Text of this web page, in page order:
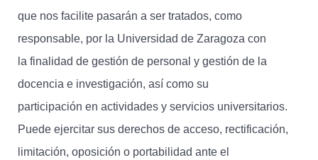
que nos facilite pasarán a ser tratados, como
responsable, por la Universidad de Zaragoza con
la finalidad de gestión de personal y gestión de la
docencia e investigación, así como su
participación en actividades y servicios universitarios.
Puede ejercitar sus derechos de acceso, rectificación,
limitación, oposición o portabilidad ante el